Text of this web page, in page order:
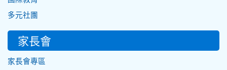
多元社團
家長會
家長會專區